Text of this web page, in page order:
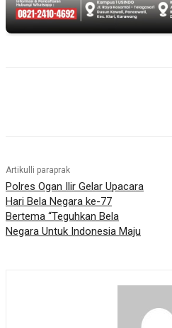
Artikulli paraprak
Polres Ogan Ilir Gelar Upacara
Hari Bela Negara ke-77
Bertema “Teguhkan Bela
Negara Untuk Indonesia Maju